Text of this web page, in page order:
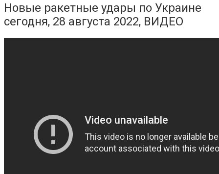
Новые ракетные удары по Украине
сегодня, 28 августа 2022, ВИДЕО